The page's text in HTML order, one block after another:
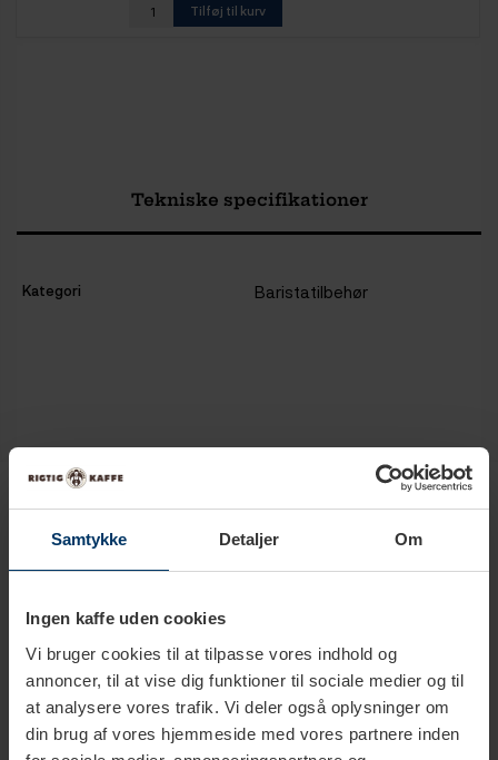
Samtykke Detaljer Om
Ingen kaffe uden cookies
Vi bruger cookies til at tilpasse vores indhold og
annoncer, til at vise dig funktioner til sociale medier og til
at analysere vores trafik. Vi deler også oplysninger om
din brug af vores hjemmeside med vores partnere inden
Tilføj til kurv
Tekniske specifikationer
Kategori Baristatilbehør
Produkter i samme kategori